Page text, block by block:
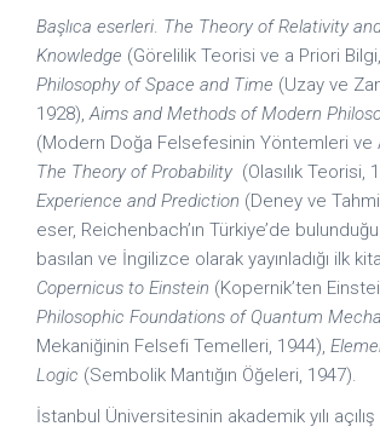
Başlıca eserleri. The Theory of Relativity
Knowledge (Görelilik Teorisi ve a Priori
Philosophy of Space and Time (Uzay ve
1928),Aims and Methods of Modern
(Modern Doğa Felsefesinin Yöntemleri ve
The Theory of Probability (Olasılık Teorisi,
Experience and Prediction (Deney ve
eser, Reichenbach’ın Türkiye’de
basılan ve İngilizce olarak yayınladığı ilk
Copernicus to Einstein (Kopernik’ten
Philosophic Foundations of Quantum
Mekaniğinin Felsefi Temelleri, 1944),
Logic (Sembolik Man­tığın Öğeleri, 1947).
İstanbul Üniversitesinin akademik yılı açılış